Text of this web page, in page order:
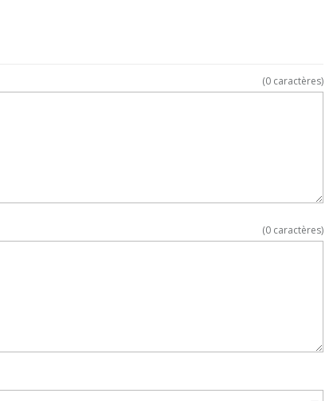
(0 caractères)
(0 caractères)